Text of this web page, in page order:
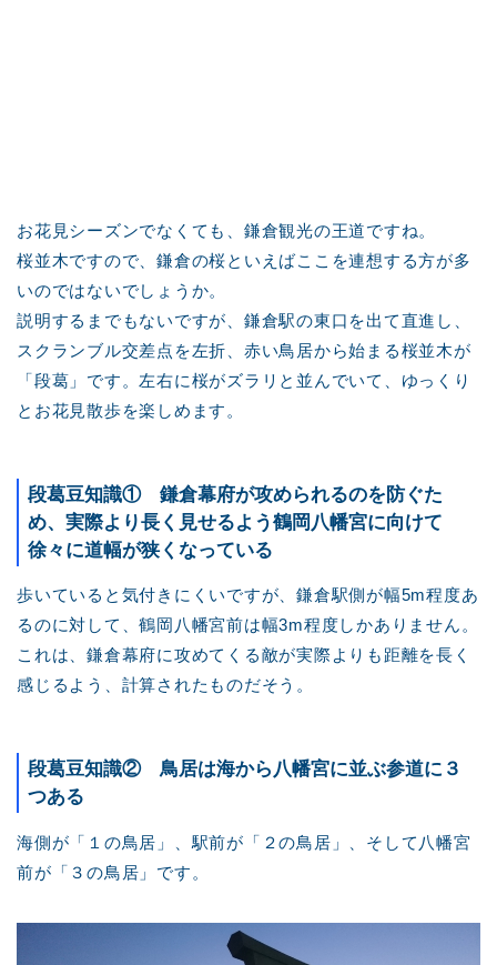
お花見シーズンでなくても、鎌倉観光の王道ですね。
桜並木ですので、鎌倉の桜といえばここを連想する方が多
いのではないでしょうか。
説明するまでもないですが、鎌倉駅の東口を出て直進し、
スクランブル交差点を左折、赤い鳥居から始まる桜並木が
「段葛」です。左右に桜がズラリと並んでいて、ゆっくり
とお花見散歩を楽しめます。
段葛豆知識① 鎌倉幕府が攻められるのを防ぐた
め、実際より長く見せるよう鶴岡八幡宮に向けて
徐々に道幅が狭くなっている
歩いていると気付きにくいですが、鎌倉駅側が幅5m程度あ
るのに対して、鶴岡八幡宮前は幅3m程度しかありません。
これは、鎌倉幕府に攻めてくる敵が実際よりも距離を長く
感じるよう、計算されたものだそう。
段葛豆知識② 鳥居は海から八幡宮に並ぶ参道に３
つある
海側が「１の鳥居」、駅前が「２の鳥居」、そして八幡宮
前が「３の鳥居」です。